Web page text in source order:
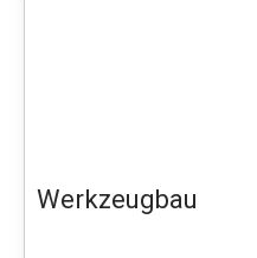
Werkzeugbau